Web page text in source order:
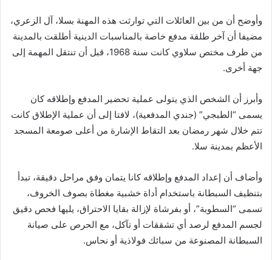
وأوضح أن من بين العائلات التي توارثت هذه المهنة بسلا، آل الزعري،
مضيفا أن آخر طلقة مدفع خاصة بالمناسبات الدينية أطلقت بالمدينة
من طرف مختص سلاوي كانت سنة 1968، قبل أن تنتقل المهمة إلى
جهة أخرى.
وأبرز أن الشخص الذي يتولى عملية تحضير المدفع وإطلاقه كان
يسمى “الطبجي” (جندي المدفعية)، لافتا إلى أن عملية الإطلاق كانت
تتم خلال شهر رمضان بعد التقاط الإشارة من أعلى صومعة المسجد
الأعظم بمدينة سلا.
وأضاف أن إعداد المدفع وإطلاقه كانا يتمان وفق مراحل دقيقة، تبدأ
بتنظيف السبطانة باستخدام أداة خشبية مغطاة بصوف الخروف،
تسمى “السطوبة”، أو بفرشاة لإزالة بقايا الاحتراق، يليها فحص دقيق
لجسم المدفع لرصد أي تشققات أو تآكل، مع الحرص على صيانة
السبطانة المصنوعة من سبائك فولاذية أو نحاس.